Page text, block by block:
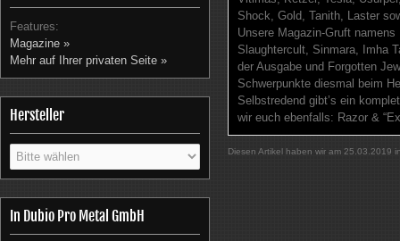
Features:
Magazine »
Mehr auf Ihrer privaten Seite »
Hersteller
In Dubio Pro Metal GmbH
Shock, Gold, Tanith, Laster
Unsere Magazin-Gruft
Slaughtercult, Sinmara, Imha
der Ausgabe und Forgotten
Schwerpunkte diesmal beim
Selbstredend gibt’s ein
wir euch ebenfalls: Razor &
Diesen Artikel haben wir am 25.03.2019